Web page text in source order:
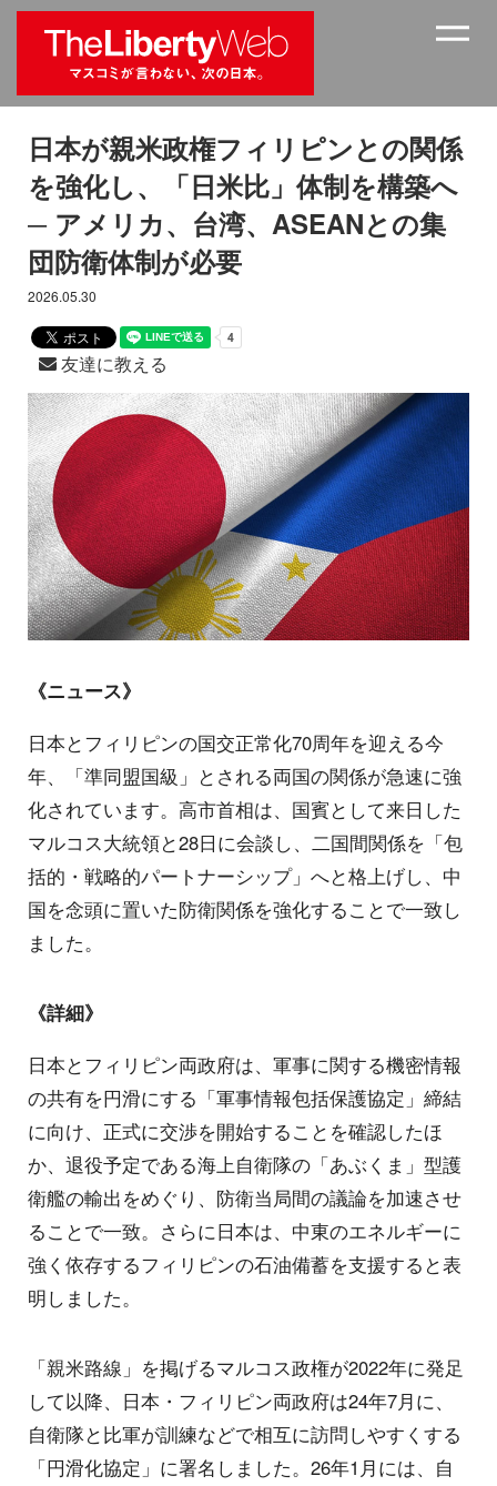
日本が親米政権フィリピンとの関係
を強化し、「日米比」体制を構築へ
─ アメリカ、台湾、ASEANとの集
団防衛体制が必要
2026.05.30
友達に教える
《ニュース》
日本とフィリピンの国交正常化70周年を迎える今
年、「準同盟国級」とされる両国の関係が急速に強
化されています。高市首相は、国賓として来日した
マルコス大統領と28日に会談し、二国間関係を「包
括的・戦略的パートナーシップ」へと格上げし、中
国を念頭に置いた防衛関係を強化することで一致し
ました。
《詳細》
日本とフィリピン両政府は、軍事に関する機密情報
の共有を円滑にする「軍事情報包括保護協定」締結
に向け、正式に交渉を開始することを確認したほ
か、退役予定である海上自衛隊の「あぶくま」型護
衛艦の輸出をめぐり、防衛当局間の議論を加速させ
ることで一致。さらに日本は、中東のエネルギーに
強く依存するフィリピンの石油備蓄を支援すると表
明しました。
「親米路線」を掲げるマルコス政権が2022年に発足
して以降、日本・フィリピン両政府は24年7月に、
自衛隊と比軍が訓練などで相互に訪問しやすくする
「円滑化協定」に署名しました。26年1月には、自